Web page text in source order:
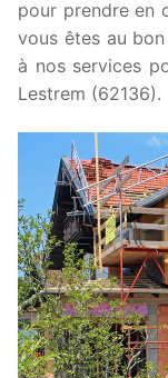
pour prendre en
vous êtes au
à nos services
Lestrem (62136).